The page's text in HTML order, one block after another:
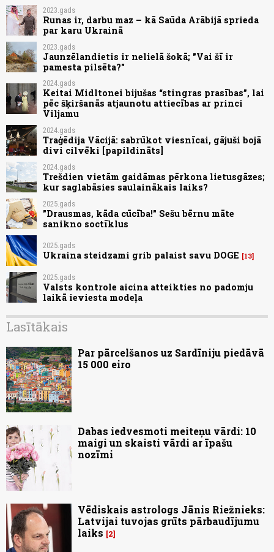
2023.gads
Runas ir, darbu maz – kā Saūda Arābijā sprieda
par karu Ukrainā
2023.gads
Jaunzēlandietis ir nelielā šokā; "Vai šī ir
pamesta pilsēta?"
2024.gads
Keitai Midltonei bijušas “stingras prasības”, lai
pēc šķiršanās atjaunotu attiecības ar princi
Viljamu
2024.gads
Traģēdija Vācijā: sabrūkot viesnīcai, gājuši bojā
divi cilvēki [papildināts]
2024.gads
Trešdien vietām gaidāmas pērkona lietusgāzes;
kur saglabāsies saulainākais laiks?
2025.gads
"Drausmas, kāda cūcība!" Sešu bērnu māte
sanikno soctīklus
2025.gads
Ukraina steidzami grib palaist savu DOGE 13
2025.gads
Valsts kontrole aicina atteikties no padomju
laikā ieviesta modeļa
Lasītākais
Par pārcelšanos uz Sardīniju piedāvā
15 000 eiro
Dabas iedvesmoti meiteņu vārdi: 10
maigi un skaisti vārdi ar īpašu
nozīmi
Vēdiskais astrologs Jānis Riežnieks:
Latvijai tuvojas grūts pārbaudījumu
laiks
2